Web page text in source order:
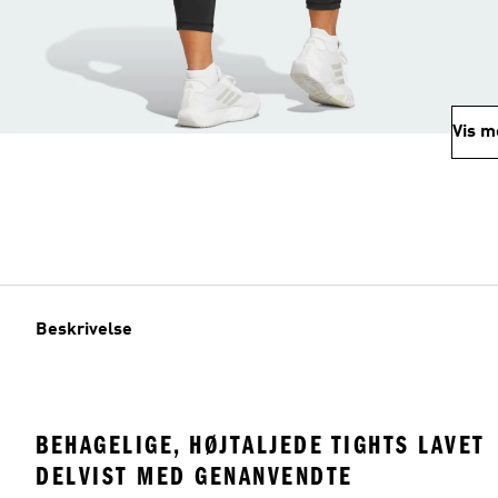
Vis
Beskrivelse
BEHAGELIGE, HØJTALJEDE TIGHTS LAVET
DELVIST MED GENANVENDTE